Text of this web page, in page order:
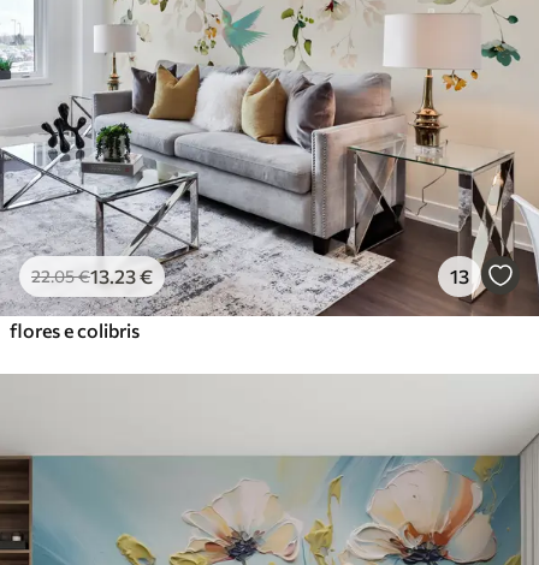
Premium
.00 €/m²
Vinil Premium
65.00 39.00€/m²
Peel and Stick
81.6749.00€/m²
22.05€13.23€ 13
flores e colibris